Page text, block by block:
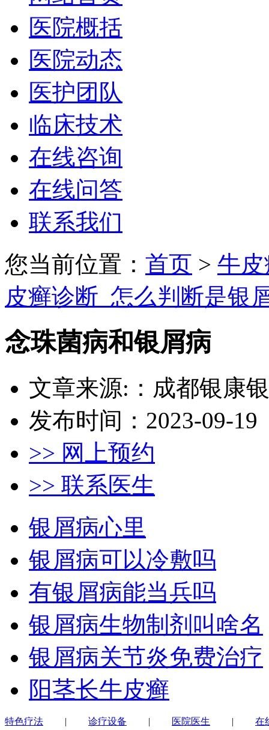
医院概括
医院动态
医护团队
临床技术
在线咨询
在线问答
联系我们
您当前位置： 首页 > 牛
皮癣诊断_怎么判断是银
念珠菌病和银屑病
文章来源:：成都银康
发布时间：2023-09-19
>> 网上预约
>> 联系医生
银屑病心里
银屑病可以冷敷吗
有银屑病能当兵吗
银屑病生物制剂叫啥名
银屑病关节炎免费治疗
阳茎长牛皮癣
特色疗法 | 诊疗设备 | 医院医生 | 在